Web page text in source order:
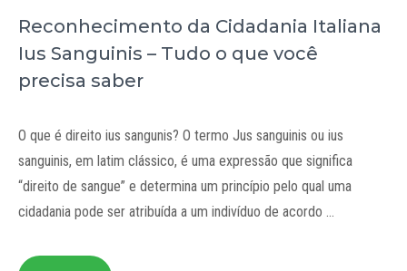
Reconhecimento da Cidadania Italiana
Ius Sanguinis – Tudo o que você
precisa saber
O que é direito ius sangunis? O termo Jus sanguinis ou ius
sanguinis, em latim clássico, é uma expressão que significa
“direito de sangue” e determina um princípio pelo qual uma
cidadania pode ser atribuída a um indivíduo de acordo …